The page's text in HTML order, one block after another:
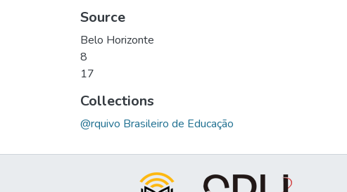
Source
Belo Horizonte
8
17
Collections
@rquivo Brasileiro de Educação